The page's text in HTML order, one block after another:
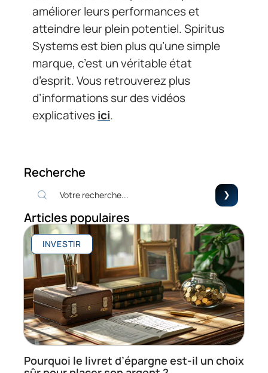
améliorer leurs performances et
atteindre leur plein potentiel. Spiritus
Systems est bien plus qu’une simple
marque, c’est un véritable état
d’esprit. Vous retrouverez plus
d’informations sur des vidéos
explicativesici.
Recherche
Articles populaires
INVESTIR
Pourquoi le livret d’épargne est-il un choix